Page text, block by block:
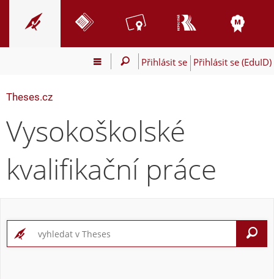
Přihlásit se Přihlásit se (EduID)
Theses.cz
Vysokoškolské
kvalifikační práce